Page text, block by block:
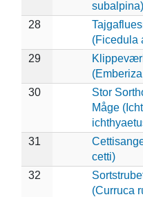
subalpina)
28
(Ficedula
29
30
Stor
Måge
31
cetti)
32
(Curruca